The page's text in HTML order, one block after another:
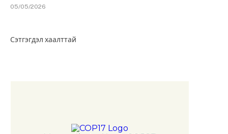
05/05/2026
Сэтгэгдэл хаалттай